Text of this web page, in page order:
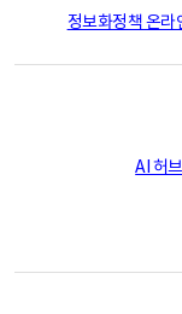
정보화정책 온라
AI 허브